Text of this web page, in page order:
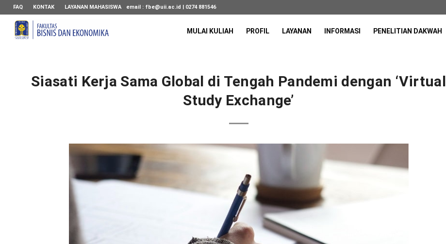
FAQ KONTAK LAYANAN MAHASISWA email : fbe@uii.ac.id | 0274 881546
MULAI KULIAH PROFIL LAYANAN INFORMASI PENELITIAN DAKWAH
Siasati Kerja Sama Global di Tengah Pandemi dengan ‘Virtual
Study Exchange’